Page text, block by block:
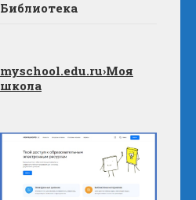
Библиотека
myschool.edu.ru›Моя
школа